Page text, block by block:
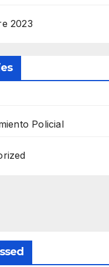
2023
Policial